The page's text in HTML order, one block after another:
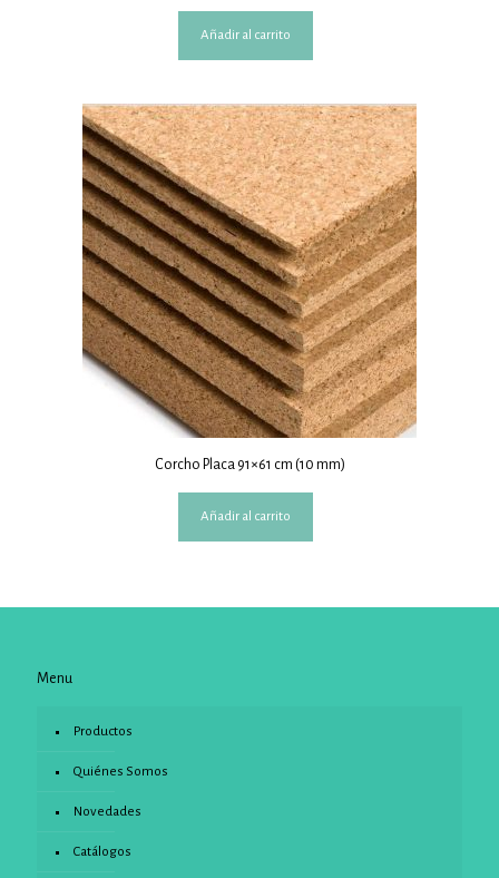
Añadir al carrito
Corcho Placa 91×61 cm (10 mm)
Añadir al carrito
Menu
Productos
Quiénes Somos
Novedades
Catálogos